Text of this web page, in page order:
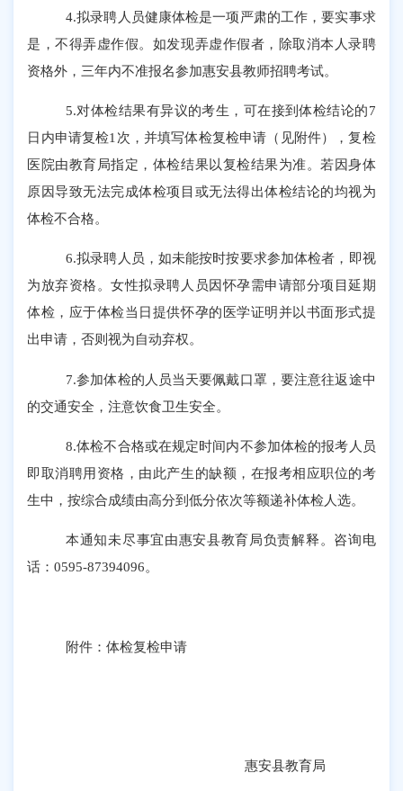
4.拟录聘人员健康体检是一项严肃的工作，要实事求
是，不得弄虚作假。如发现弄虚作假者，除取消本人录聘
资格外，三年内不准报名参加惠安县教师招聘考试。
5.对体检结果有异议的考生，可在接到体检结论的7
日内申请复检1次， 并填写体检复检申请（见附件），复检
医院由教育局指定，体检结果以复检结果为准。若因身体
原因导致无法完成体检项目或无法得出体检结论的均视为
体检不合格。
6.拟录聘人员，如未能按时按要求参加体检者，即视
为放弃资格。女性拟录聘人员因怀孕需申请部分项目延期
体检 ， 应于体检当日提供怀孕的医学证明并以书面形式提
出申请，否则视为自动弃权。
7.参加体检的人员当天要佩戴口罩，要注意往返途中
的交通安全 ，注意饮食卫生安全。
8.体检不合格或在规定时间内不参加体检的报考人员
即取消聘用资格，由此产生的缺额，在报考相应职位的考
生中，按综合成绩由高分到低分依次等额递补体检人选。
本通知未尽事宜由惠安县教育局负责解释。咨询电
话：0595-87394096。
附件：体检复检申请
惠安县教育局